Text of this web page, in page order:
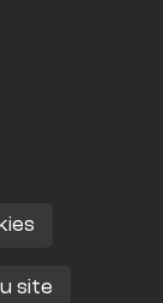
site